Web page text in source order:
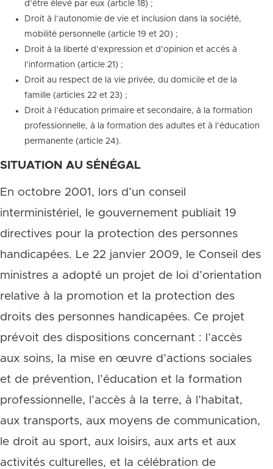
d’être élevé par eux (article 18) ;
Droit à l’autonomie de vie et inclusion dans la société,
mobilité personnelle (article 19 et 20) ;
Droit à la liberté d’expression et d’opinion et accès à
l’information (article 21) ;
Droit au respect de la vie privée, du domicile et de la
famille (articles 22 et 23) ;
Droit à l’éducation primaire et secondaire, à la formation
professionnelle, à la formation des adultes et à l’éducation
permanente (article 24).
SITUATION AU SÉNÉGAL
En octobre 2001, lors d’un conseil
interministériel, le gouvernement publiait 19
directives pour la protection des personnes
handicapées. Le 22 janvier 2009, le Conseil des
ministres a adopté un projet de loi d’orientation
relative à la promotion et la protection des
droits des personnes handicapées. Ce projet
prévoit des dispositions concernant : l’accès
aux soins, la mise en œuvre d’actions sociales
et de prévention, l’éducation et la formation
professionnelle, l’accès à la terre, à l’habitat,
aux transports, aux moyens de communication,
le droit au sport, aux loisirs, aux arts et aux
activités culturelles, et la célébration de